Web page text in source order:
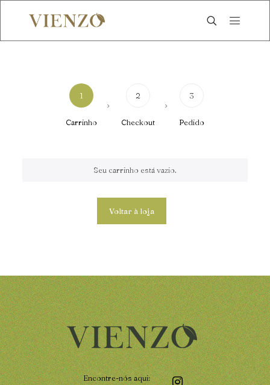
1
Carrinho
2
Checkout
3
Pedido
Seu carrinho está vazio.
Voltar à loja
Encontre-nós aqui: